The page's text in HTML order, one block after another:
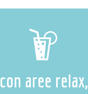
con aree relax,